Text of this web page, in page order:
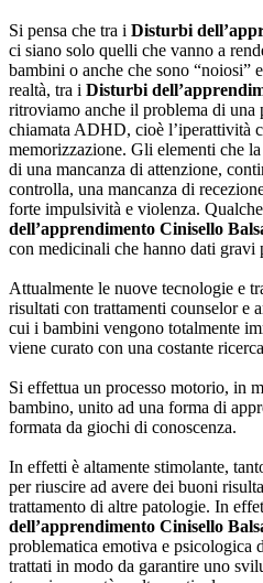
Si pensa che tra i Disturbi
ci siano solo quelli che vanno a
bambini o anche che sono “noiosi”
realtà, tra i Disturbi
ritroviamo anche il problema di una
chiamata ADHD, cioè l’iperattività
memorizzazione. Gli elementi che
di una mancanza di attenzione,
controlla, una mancanza di
forte impulsività e violenza.
dell’apprendimento Cinisello
con medicinali che hanno dati gravi
Attualmente le nuove tecnologie e
risultati con trattamenti counselor e
cui i bambini vengono totalmente
viene curato con una costante
Si effettua un processo motorio, in
bambino, unito ad una forma di
formata da giochi di conoscenza.
In effetti è altamente stimolante,
per riuscire ad avere dei buoni
trattamento di altre patologie. In
dell’apprendimento Cinisello
problematica emotiva e psicologica
trattati in modo da garantire uno